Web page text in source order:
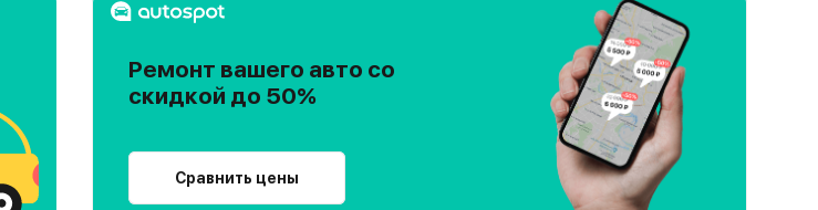
Ремонт вашего авто со
скидкой до 50%
Сравнить цены